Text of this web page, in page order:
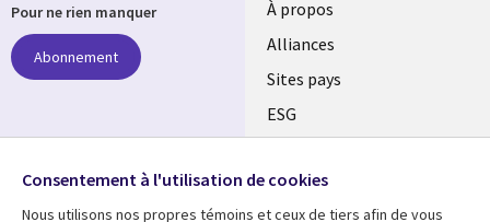
À propos
Alliances
Sites pays
ESG
Fusions
Pour ne rien manquer
Abonnement
Suivez-nous
Consentement à l'utilisation de cookies
Nous utilisons nos propres témoins et ceux de tiers afin de vous